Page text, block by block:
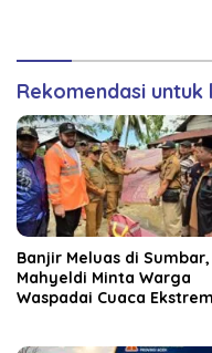
Rekomendasi untuk
Banjir Meluas di Sumbar,
Mahyeldi Minta Warga
Waspadai Cuaca Ekstrem